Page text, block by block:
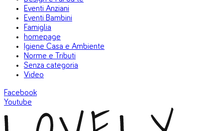
Eventi Anziani
Eventi Bambini
Famiglia
homepage
Igiene Casa e Ambiente
Norme e Tributi
Senza categoria
Video
Facebook
Youtube